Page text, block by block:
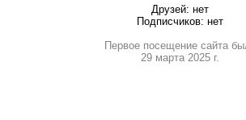
Друзей: нет
Подписчиков: нет
Первое посещение сайта
29 марта 2025 г.